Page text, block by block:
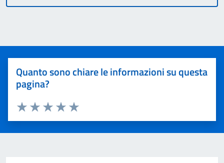
Quanto sono chiare le informazioni su questa
pagina?
Valuta 5 stelle su 5
Valuta 4 stelle su 5
Valuta 3 stelle su 5
Valuta 2 stelle su 5
Valuta 1 stelle su 5